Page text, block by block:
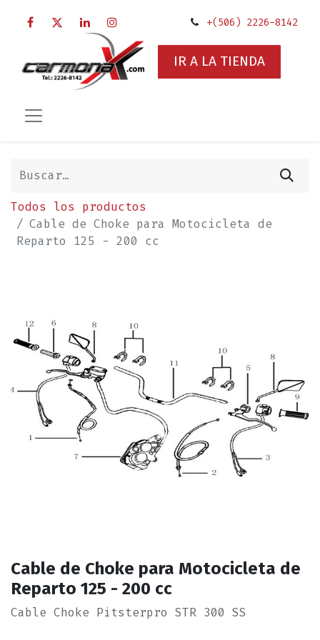
+(506) 2226-8142
IR A LA TIENDA
Todos los productos
Cable de Choke para Motocicleta de
Reparto 125 - 200 cc
Cable de Choke para Motocicleta de
Reparto 125 - 200 cc
Cable Choke Pitsterpro STR 300 SS